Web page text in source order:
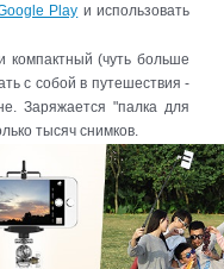
Play и использовать
компактный (чуть больше
с собой в путешествия -
Заряжается "палка для
тысяч снимков.